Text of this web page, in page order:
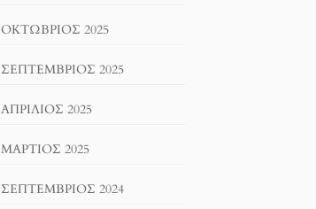
ΟΚΤΏΒΡΙΟΣ 2025
ΣΕΠΤΈΜΒΡΙΟΣ 2025
ΑΠΡΊΛΙΟΣ 2025
ΜΆΡΤΙΟΣ 2025
ΣΕΠΤΈΜΒΡΙΟΣ 2024